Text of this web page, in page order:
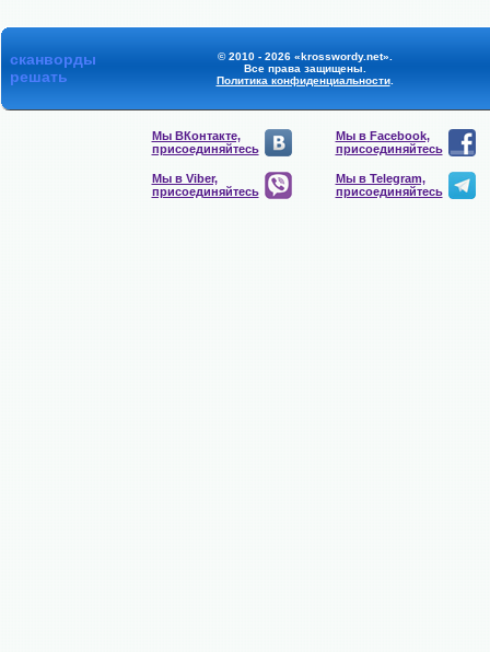
сканворды
решать
© 2010 - 2026 «krosswordy.net».
Все права защищены.
Политика конфиденциальности.
Мы ВКонтакте,
присоединяйтесь
Мы в Facebook,
присоединяйтесь
Мы в Viber,
присоединяйтесь
Мы в Telegram,
присоединяйтесь